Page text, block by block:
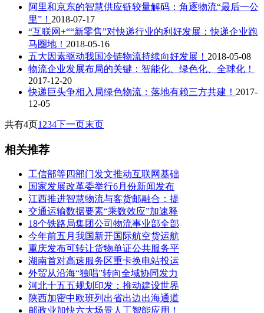
阿里和京东的智慧供应链较量解码：角逐物流“最后一公
里”！ 2018-07-17
“互联网+““新零售”对快递行业的利好发展：快递企业跑
马圈地！ 2018-05-16
五大因素驱动我国冷链物流持续向好发展！ 2018-05-08
物流企业发展布局的关键：智能化、绿色化、全球化！
2017-12-20
快递巨头争相入局绿色物流：落地有赖三方共建！ 2017-
12-05
共有4页1 234下一页末页
相关推荐
工信部等四部门发文推动互联网基础
国家发展改革委举行6月份新闻发布
江西推进智慧物流与客货邮融合：提
交通运输数据要素“乘数效应”加速释
18个铁路局集团公司物流事业部全部
今年前五月我国新开国际航空货运航
重庆发布可转让货物单证公共服务平
湖南首对高速服务区重卡换电站投运
外贸从沿海“独唱”转向全域协同发力
河北十五五规划印发：推动建设世界
陕西加密中欧班列出省出边出海通道
邮政业加快六大场景人工智能应用！